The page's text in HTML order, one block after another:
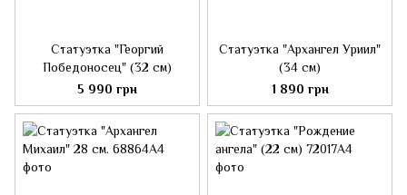
Статуэтка "Георгий
Победоносец" (32 см)
5 990 грн
Статуэтка "Архангел Уриил"
(34 см)
1 890 грн